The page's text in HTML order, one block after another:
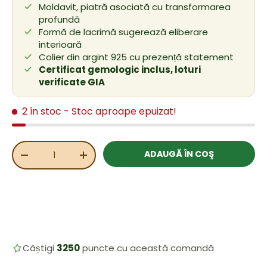
Moldavit, piatră asociată cu transformarea
profundă
Formă de lacrimă sugerează eliberare
interioară
Colier din argint 925 cu prezență statement
Certificat gemologic inclus, loturi
verificate GIA
2 în stoc - Stoc aproape epuizat!
Cant.
REDUCEȚI CANTITATEAMĂRIȚI CANTITATEAADAUGĂ ÎN COŞ
Câștigi 3250puncte cu această comandă